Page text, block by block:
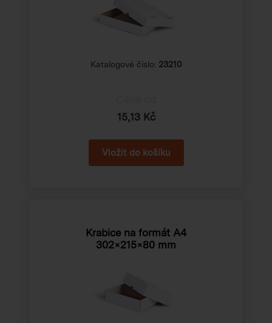
Katalogové číslo: 23210
15,13 Kč
Krabice na formát A4
302×215×80 mm